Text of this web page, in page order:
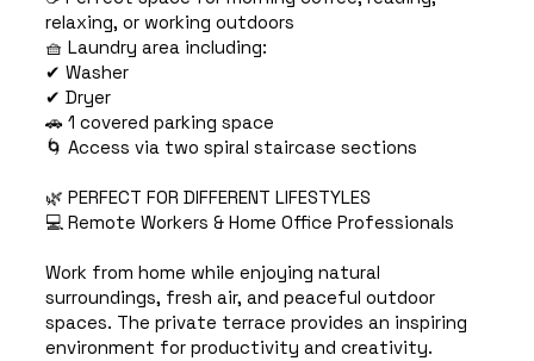
relaxing, or working outdoors
🧺 Laundry area including:
✔ Washer
✔ Dryer
🚗 1 covered parking space
🌀 Access via two spiral staircase sections
🌿 PERFECT FOR DIFFERENT LIFESTYLES
💻 Remote Workers & Home Office Professionals
Work from home while enjoying natural
surroundings, fresh air, and peaceful outdoor
spaces. The private terrace provides an inspiring
environment for productivity and creativity.